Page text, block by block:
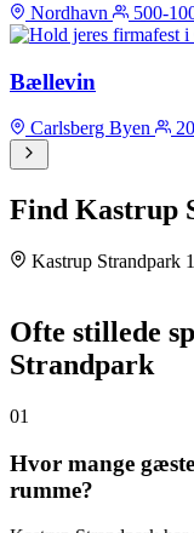
Nordhavn 500-
Bællevin
Carlsberg Byen
Find Kastrup
Kastrup Strandpark
Kastrup
Kastrup
+
−
Ofte stillede
Strandpark
01
Hvor mange
rumme?